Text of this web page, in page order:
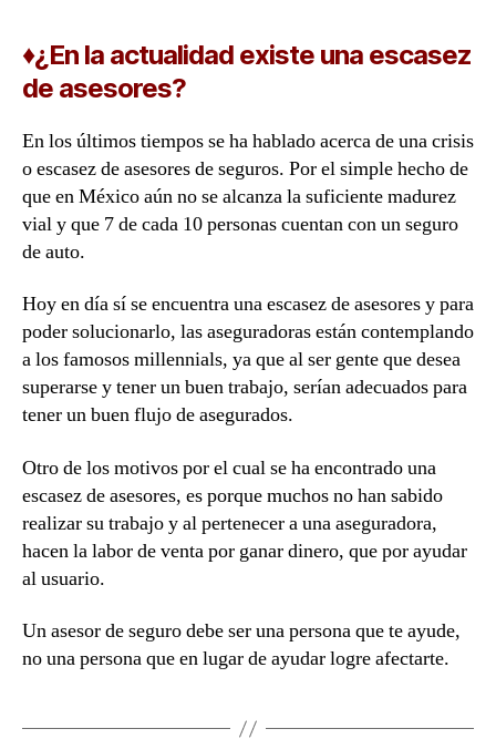
♦¿En la actualidad existe una escasez
de asesores?
En los últimos tiempos se ha hablado acerca de una crisis
o escasez de asesores de seguros. Por el simple hecho de
que en México aún no se alcanza la suficiente madurez
vial y que 7 de cada 10 personas cuentan con un seguro
de auto.
Hoy en día sí se encuentra una escasez de asesores y para
poder solucionarlo, las aseguradoras están contemplando
a los famosos millennials, ya que al ser gente que desea
superarse y tener un buen trabajo, serían adecuados para
tener un buen flujo de asegurados.
Otro de los motivos por el cual se ha encontrado una
escasez de asesores, es porque muchos no han sabido
realizar su trabajo y al pertenecer a una aseguradora,
hacen la labor de venta por ganar dinero, que por ayudar
al usuario.
Un asesor de seguro debe ser una persona que te ayude,
no una persona que en lugar de ayudar logre afectarte.